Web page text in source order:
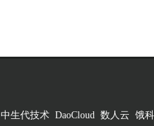
中生代技术 DaoCloud 数人云 饿